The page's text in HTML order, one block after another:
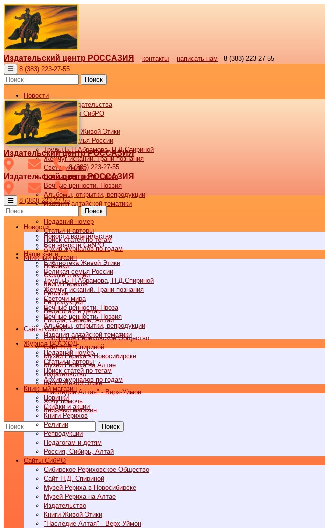
Издательский центр РОССАЗИЯ контакты написать нам
8 (383) 223-27-55
8 (383) 223-27-55
Поиск
Новости
Новости издательства
Все новости СибРО
Наши книги
Библиотека Живой Этики
Великая семья России
Труды Б.Н.Абрамова, Н.Д.Спириной
Жемчуг исканий. Грани познания
Светочи мира
Вечные ценности. Проза
Вечные ценности. Поэзия
Альбомы, открытки, репродукции
Издания алтайской тематики
Недавний номер
Статьи и авторы
Поиск статей по тегам
Архив журналов по годам
Книжный магазин
Новинки
Скидки и акции
Книги Рерихов
Религии
Репродукции
Педагогам и детям
Россия, Сибирь, Алтай
Cайты СибРО
Сибирское Рериховское Общество
Сайт Н.Д. Спириной
Музей Рериха в Новосибирске
Музей Рериха на Алтае
Издательство
Книги Живой Этики
"Наследие Алтая" - Верх-Уймон
Хочу помочь
Книжный магазин
Поиск
Издательский центр РОССАЗИЯ
8 (383) 223-27-55
Издательский центр РОССАЗИЯ
8 (383) 223-27-55
Поиск
Новости
Новости издательства
Все новости СибРО
Наши книги
Библиотека Живой Этики
Великая семья России
Труды Б.Н.Абрамова, Н.Д.Спириной
Жемчуг исканий. Грани познания
Светочи мира
Вечные ценности. Проза
Вечные ценности. Поэзия
Альбомы, открытки, репродукции
Издания алтайской тематики
Журнал ВОСХОД
Недавний номер
Статьи и авторы
Поиск статей по тегам
Архив журналов по годам
Книжный магазин
Новинки
Скидки и акции
Книги Рерихов
Религии
Репродукции
Педагогам и детям
Россия, Сибирь, Алтай
Cайты СибРО
Сибирское Рериховское Общество
Сайт Н.Д. Спириной
Музей Рериха в Новосибирске
Музей Рериха на Алтае
Издательство
Книги Живой Этики
"Наследие Алтая" - Верх-Уймон